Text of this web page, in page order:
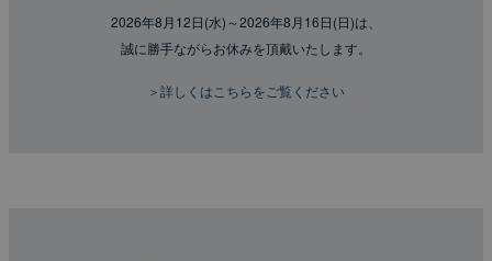
2026年8月12日(水)～2026年8月16日(日)は、
誠に勝手ながらお休みを頂戴いたします。
＞詳しくはこちらをご覧ください